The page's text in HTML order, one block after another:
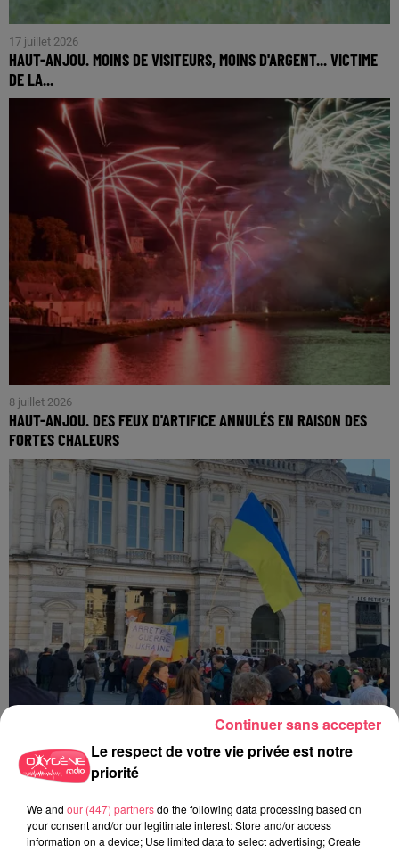
17 juillet 2026
HAUT-ANJOU. MOINS DE VISITEURS, MOINS D'ARGENT... VICTIME
DE LA...
8 juillet 2026
HAUT-ANJOU. DES FEUX D'ARTIFICE ANNULÉS EN RAISON DES
FORTES CHALEURS
30 juin 2026
HAUT-ANJOU. CETTE VILLE FAIT UN DON DE 11 000 € POUR AIDER
Le respect de votre vie privée est notre
priorité
We and our (447) partnersdo the following data processing based on
your consent and/or our legitimate interest: Store and/or access
information on a device; Use limited data to select advertising; Create
Continuer sans accepter